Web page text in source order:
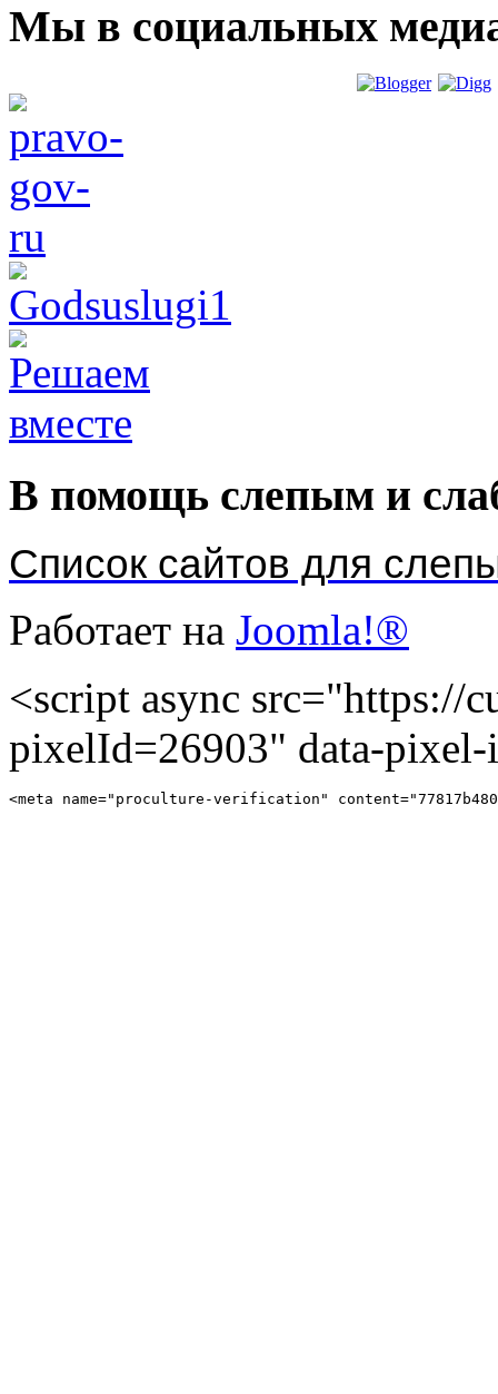
Мы в социальных
В помощь слепым и
Список сайтов для
Работает на Joomla!®
<script async src="https://
pixelId=26903" data-
<meta name="proculture-verification"